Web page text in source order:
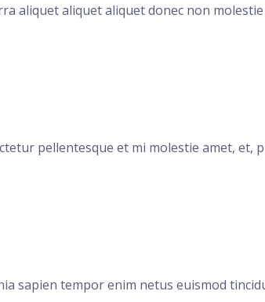
aliquet aliquet aliquet donec non
pellentesque et mi molestie amet, et,
sapien tempor enim netus euismod